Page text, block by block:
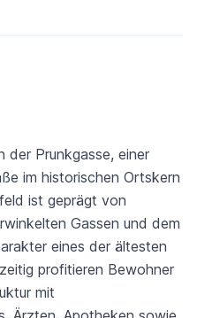
der Prunkgasse, einer
im historischen Ortskern
ist geprägt von
Gassen und dem
eines der ältesten
profitieren Bewohner
mit